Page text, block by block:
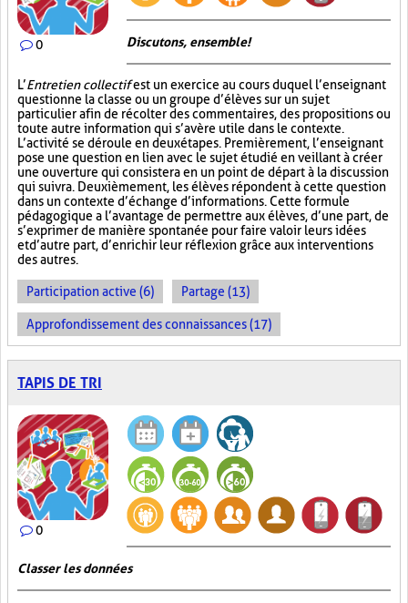
0 Discutons, ensemble!
L’Entretien collectifest un exercice au cours duquel l’enseignant
questionne la classe ou un groupe d’élèves sur un sujet
particulier afin de récolter des commentaires, des propositions ou
toute autre information qui s’avère utile dans le contexte.
L’activité se déroule en deux étapes. Premièrement, l’enseignant
pose une question en lien avec le sujet étudié en veillant à créer
une ouverture qui consistera en un point de départ à la discussion
qui suivra. Deuxièmement, les élèves répondent à cette question
dans un contexte d’échange d’informations. Cette formule
pédagogique a l’avantage de permettre aux élèves, d’une part, de
s’exprimer de manière spontanée pour faire valoir leurs idées
et d’autre part, d’enrichir leur réflexion grâce aux interventions
des autres.
Participation active (6) Partage (13)
Approfondissement des connaissances (17)
TAPIS DE TRI
0
Classer les données